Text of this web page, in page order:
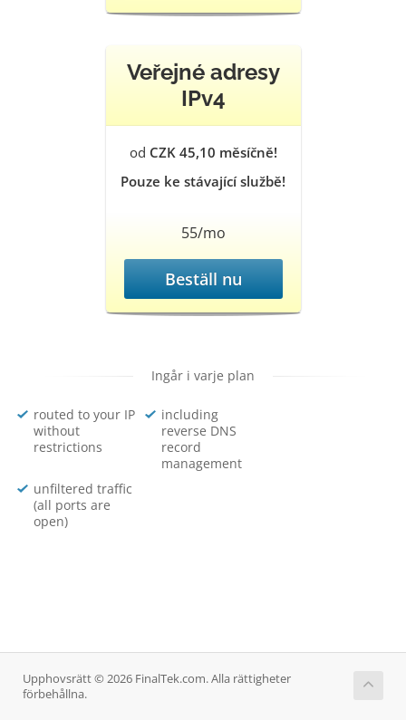
Veřejné adresy
IPv4
od CZK 45,10 měsíčně!
Pouze ke stávající službě!
55/mo
Beställ nu
Ingår i varje plan
routed to your IP
without
restrictions
including
reverse DNS
record
management
unfiltered traffic
(all ports are
open)
Upphovsrätt © 2026 FinalTek.com. Alla rättigheter
förbehållna.